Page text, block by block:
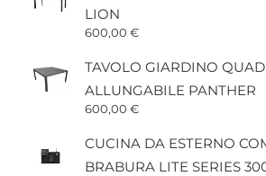
LION
600,00 €
TAVOLO GIARDINO
ALLUNGABILE PANTHER
600,00 €
CUCINA DA ESTERNO
BRABURA LITE SERIES